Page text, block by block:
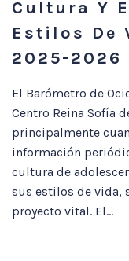
Cultura Y
Estilos De
2025-2026
El Barómetro de
Centro Reina Sofía
principalmente
información
cultura de
sus estilos de vida,
proyecto vital. El...